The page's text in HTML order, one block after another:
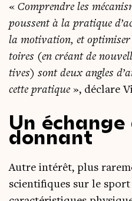
« Com­prendre les
poussent à la pra­tique
la moti­va­tion, et opti­mi­ser
toires (en créant de
tives) sont deux angles
cette pra­tique », déclare
Un
donnant
Autre inté­rêt, plus
scien­ti­fiques sur le